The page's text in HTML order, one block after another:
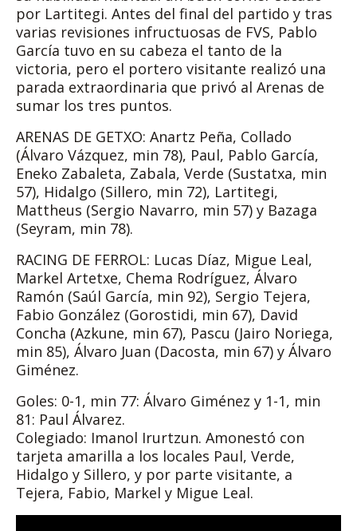
por Lartitegi. Antes del final del partido y tras
varias revisiones infructuosas de FVS, Pablo
García tuvo en su cabeza el tanto de la
victoria, pero el portero visitante realizó una
parada extraordinaria que privó al Arenas de
sumar los tres puntos.
ARENAS DE GETXO: Anartz Peña, Collado
(Álvaro Vázquez, min 78), Paul, Pablo García,
Eneko Zabaleta, Zabala, Verde (Sustatxa, min
57), Hidalgo (Sillero, min 72), Lartitegi,
Mattheus (Sergio Navarro, min 57) y Bazaga
(Seyram, min 78).
RACING DE FERROL: Lucas Díaz, Migue Leal,
Markel Artetxe, Chema Rodríguez, Álvaro
Ramón (Saúl García, min 92), Sergio Tejera,
Fabio González (Gorostidi, min 67), David
Concha (Azkune, min 67), Pascu (Jairo Noriega,
min 85), Álvaro Juan (Dacosta, min 67) y Álvaro
Giménez.
Goles: 0-1, min 77: Álvaro Giménez y 1-1, min
81: Paul Álvarez.
Colegiado: Imanol Irurtzun. Amonestó con
tarjeta amarilla a los locales Paul, Verde,
Hidalgo y Sillero, y por parte visitante, a
Tejera, Fabio, Markel y Migue Leal.